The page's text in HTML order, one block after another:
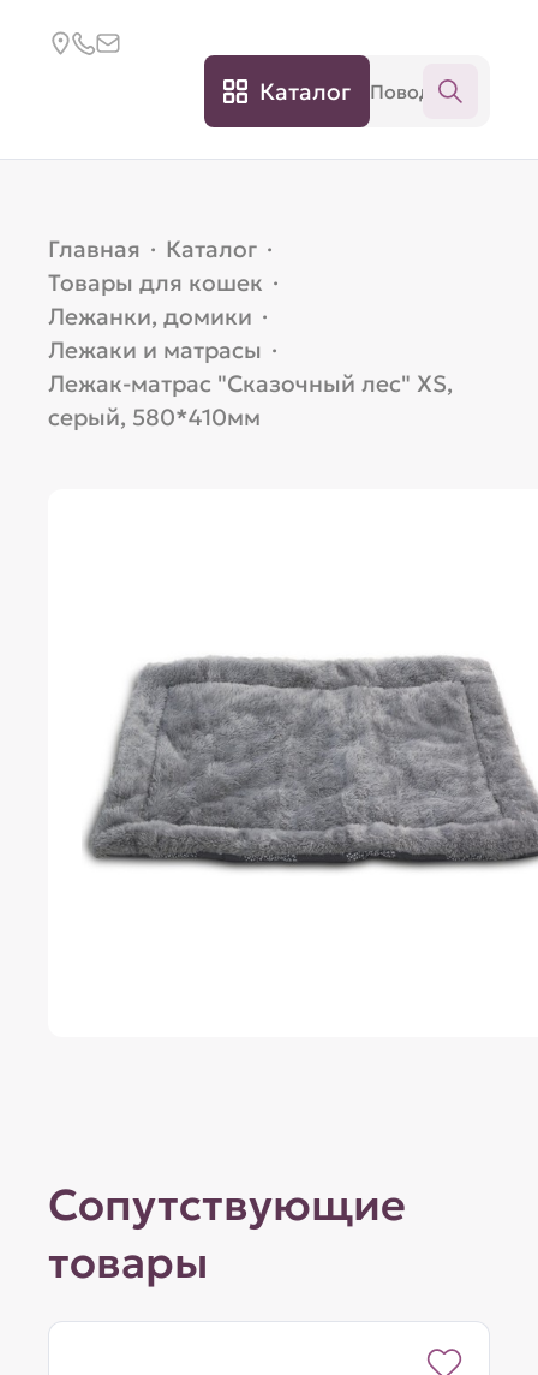
Каталог
Главная · Каталог ·
Товары для кошек ·
Лежанки, домики ·
Лежаки и матрасы ·
Лежак-матрас "Сказочный лес" XS,
серый, 580*410мм
Сопутствующие
товары